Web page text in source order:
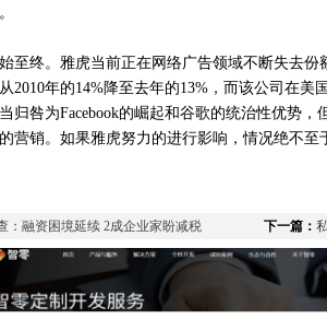
至终。雅虎当前正在网络广告领域不断失去份
2010年的14%降至去年的13%，而该公司在美
归咎为Facebook的崛起和谷歌的统治性优势
营销。如果雅虎努力的进行影响，情况绝不至
：融资困境延续 2成企业家盼减税 下一篇：